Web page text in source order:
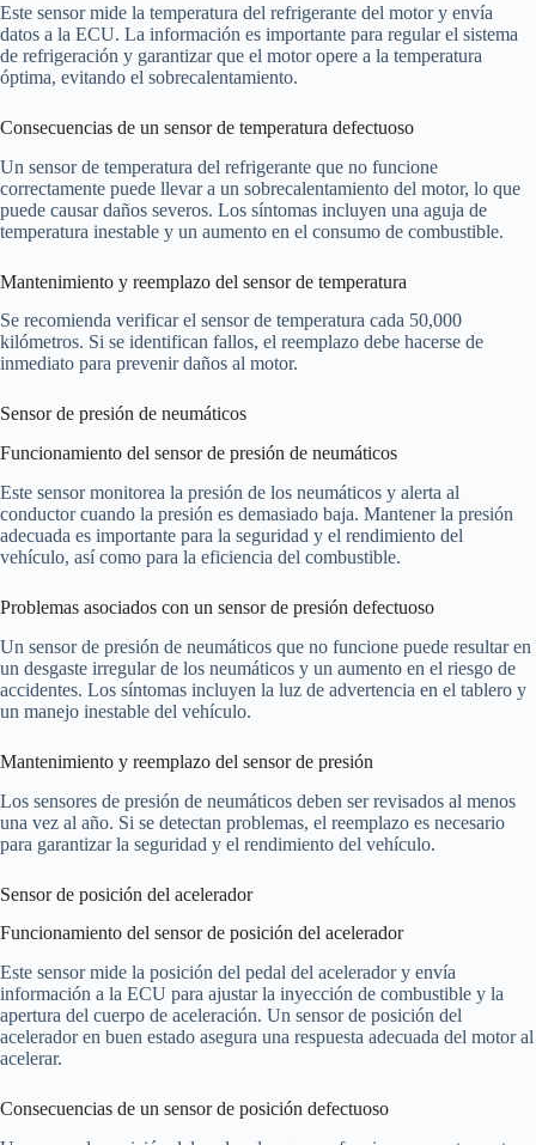
Este sensor mide la temperatura del refrigerante del motor y envía
datos a la ECU. La información es importante para regular el sistema
de refrigeración y garantizar que el motor opere a la temperatura
óptima, evitando el sobrecalentamiento.
Consecuencias de un sensor de temperatura defectuoso
Un sensor de temperatura del refrigerante que no funcione
correctamente puede llevar a un sobrecalentamiento del motor, lo que
puede causar daños severos. Los síntomas incluyen una aguja de
temperatura inestable y un aumento en el consumo de combustible.
Mantenimiento y reemplazo del sensor de temperatura
Se recomienda verificar el sensor de temperatura cada 50,000
kilómetros. Si se identifican fallos, el reemplazo debe hacerse de
inmediato para prevenir daños al motor.
Sensor de presión de neumáticos
Funcionamiento del sensor de presión de neumáticos
Este sensor monitorea la presión de los neumáticos y alerta al
conductor cuando la presión es demasiado baja. Mantener la presión
adecuada es importante para la seguridad y el rendimiento del
vehículo, así como para la eficiencia del combustible.
Problemas asociados con un sensor de presión defectuoso
Un sensor de presión de neumáticos que no funcione puede resultar en
un desgaste irregular de los neumáticos y un aumento en el riesgo de
accidentes. Los síntomas incluyen la luz de advertencia en el tablero y
un manejo inestable del vehículo.
Mantenimiento y reemplazo del sensor de presión
Los sensores de presión de neumáticos deben ser revisados al menos
una vez al año. Si se detectan problemas, el reemplazo es necesario
para garantizar la seguridad y el rendimiento del vehículo.
Sensor de posición del acelerador
Funcionamiento del sensor de posición del acelerador
Este sensor mide la posición del pedal del acelerador y envía
información a la ECU para ajustar la inyección de combustible y la
apertura del cuerpo de aceleración. Un sensor de posición del
acelerador en buen estado asegura una respuesta adecuada del motor al
acelerar.
Consecuencias de un sensor de posición defectuoso